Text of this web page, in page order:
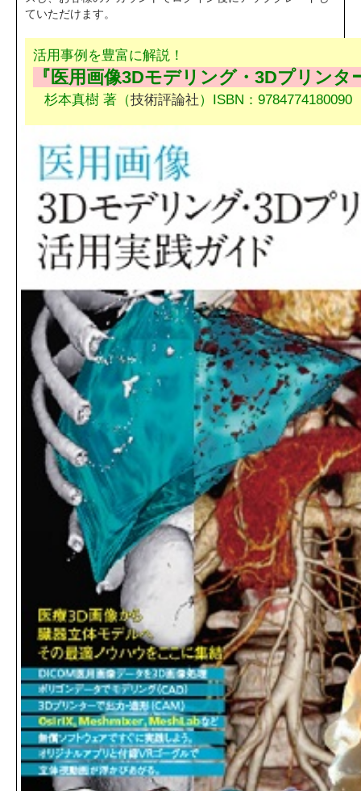
ていただけます。
活用事例を豊富に解説！
『医用画像3Dモデリング・3Dプリン
杉本真樹 著（技術評論社）ISBN：